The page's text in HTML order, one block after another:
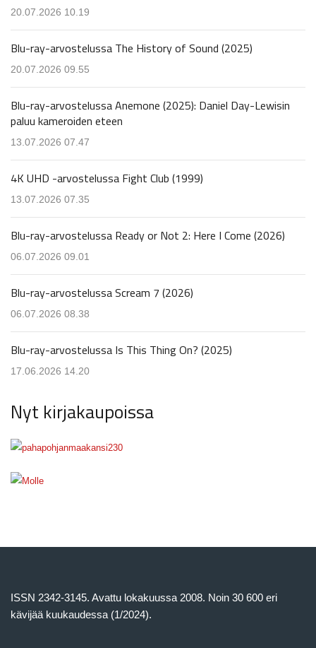
20.07.2026 10.19
Blu-ray-arvostelussa The History of Sound (2025)
20.07.2026 09.55
Blu-ray-arvostelussa Anemone (2025): Daniel Day-Lewisin
paluu kameroiden eteen
13.07.2026 07.47
4K UHD -arvostelussa Fight Club (1999)
13.07.2026 07.35
Blu-ray-arvostelussa Ready or Not 2: Here I Come (2026)
06.07.2026 09.01
Blu-ray-arvostelussa Scream 7 (2026)
06.07.2026 08.38
Blu-ray-arvostelussa Is This Thing On? (2025)
17.06.2026 14.20
Nyt kirjakaupoissa
ISSN 2342-3145. Avattu lokakuussa 2008. Noin 30 600 eri
kävijää kuukaudessa (1/2024).